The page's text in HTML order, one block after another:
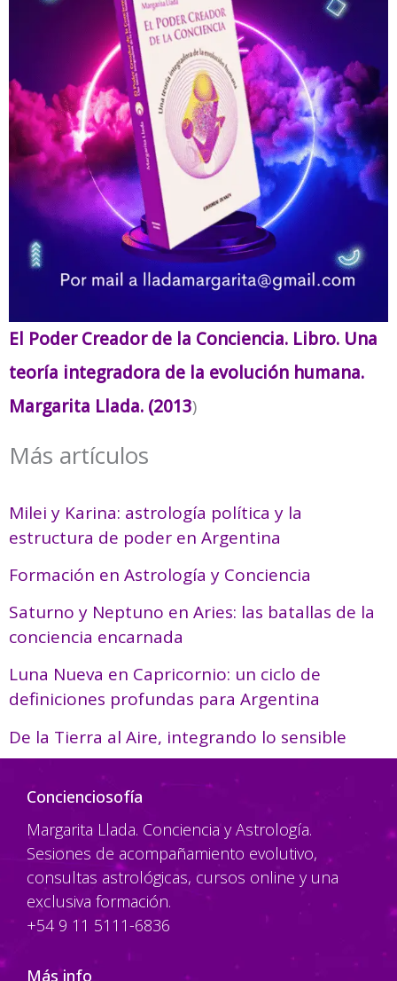
El Poder Creador de la Conciencia. Libro. Una
teoría integradora de la evolución humana.
Margarita Llada. (2013)
Más artículos
Milei y Karina: astrología política y la
estructura de poder en Argentina
Formación en Astrología y Conciencia
Saturno y Neptuno en Aries: las batallas de la
conciencia encarnada
Luna Nueva en Capricornio: un ciclo de
definiciones profundas para Argentina
De la Tierra al Aire, integrando lo sensible
Concienciosofía
Margarita Llada. Conciencia y Astrología.
Sesiones de acompañamiento evolutivo,
consultas astrológicas, cursos online y una
exclusiva formación.
+54 9 11 5111-6836
Más info